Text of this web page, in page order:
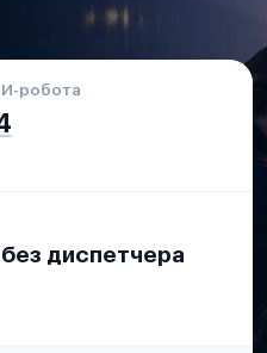
робота
диспетчера